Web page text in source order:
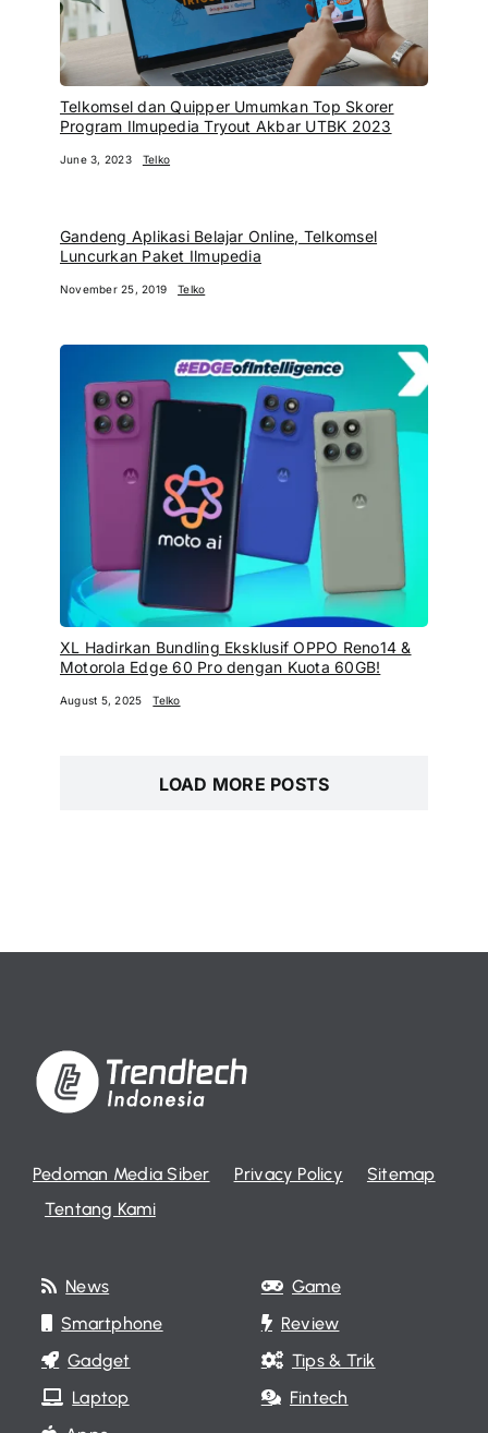
Telkomsel dan Quipper Umumkan Top Skorer
Program Ilmupedia Tryout Akbar UTBK 2023
June 3, 2023 Telko
Gandeng Aplikasi Belajar Online, Telkomsel
Luncurkan Paket Ilmupedia
November 25, 2019 Telko
XL Hadirkan Bundling Eksklusif OPPO Reno14 &
Motorola Edge 60 Pro dengan Kuota 60GB!
August 5, 2025 Telko
LOAD MORE POSTS
Pedoman Media Siber Privacy Policy
Sitemap
Tentang Kami
News
Smartphone
Gadget
Laptop
Game
Review
Tips & Trik
Fintech